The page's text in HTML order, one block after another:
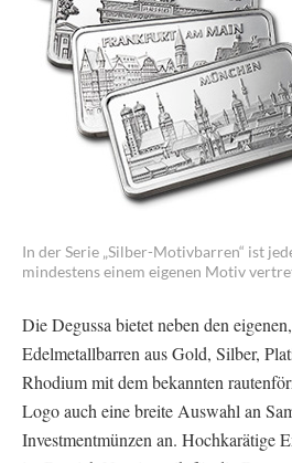
In der Serie „Silber-Motivbarren“ ist
mindestens einem eigenen Motiv
Die Degussa bietet neben den
Edelmetallbarren aus Gold, Silber,
Rhodium mit dem bekannten
Logo auch eine breite Auswahl an
Investmentmünzen an. Hochkarätige